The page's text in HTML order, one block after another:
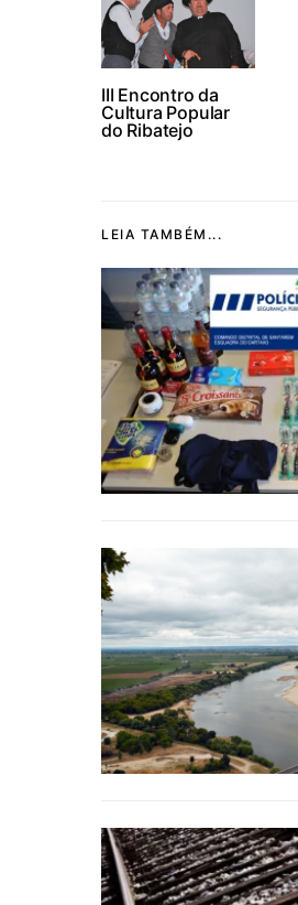
III Encontro da
Cultura Popular
do Ribatejo
LEIA TAMBÉM...